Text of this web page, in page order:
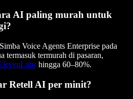
AI paling murah untuk
Voice Agents Enterprise pada
termasuk termurah di pasaran,
hingga 60–80%.
Retell AI per minit?